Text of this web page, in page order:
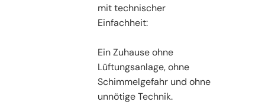
mit technischer
Einfachheit:
Ein Zuhause ohne
Lüftungsanlage, ohne
Schimmelgefahr und ohne
unnötige Technik.